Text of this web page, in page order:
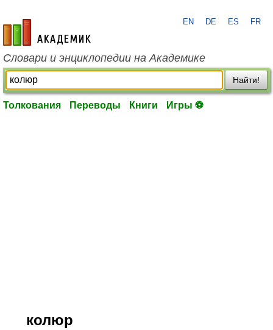
academic.ru
EN DE ES FR
Словари и энциклопедии на Академике
Найти!
Толкования Переводы Книги Игры ⚽
колюр